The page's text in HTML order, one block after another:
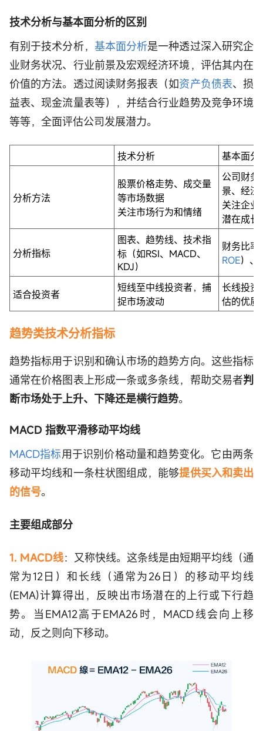
技术分析与基本面分析的区别
有别于技术分析， 基本面分析是一种透过深入研究企
业财务状况、行业前景及宏观经济环境，评估其内在
价值的方法。透过阅读财务报表（如资产负债表、损
益表、现金流量表等），并结合行业趋势及竞争环境
等等，全面评估公司发展潜力。
技术分析 基本面分
分析方法
股票价格走势、成交量
等市场数据
关注市场行为和情绪
公司财务
景、经济
关注企业
潜在成长
分析指标
图表、趋势线、技术指
标（如RSI、MACD、
KDJ）
财务比率
ROE）、
适合投资者
短线至中线投资者，捕
捉市场波动
长线投资
估的优质
趋势类技术分析指标
趋势指标用于识别和确认市场的趋势方向。这些指标
通常在价格图表上形成一条或多条线，帮助交易者判
断市场处于上升、下降还是横行趋势。
MACD 指数平滑移动平均线
MACD指标用于识别价格动量和趋势变化。它由两条
移动平均线和一条柱状图组成，能够提供买入和卖出
的信号。
主要组成部分
1. MACD线：又称快线。这条线是由短期平均线（通
常为12日）和长线（通常为26日）的移动平均线
(EMA)计算得出，反映出市场潜在的上行或下行趋
势。当EMA12高于EMA26时，MACD线会向上移
动，反之则向下移动。